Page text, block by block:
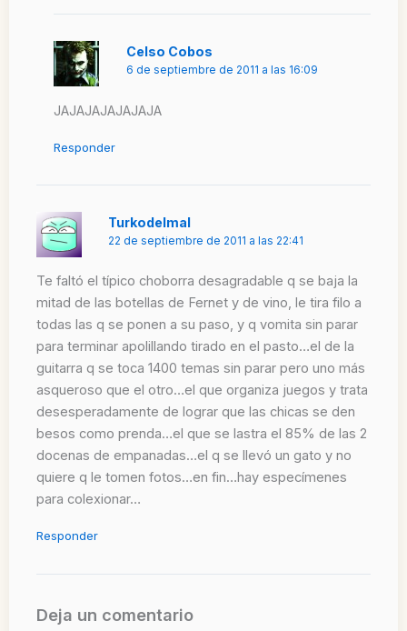
Celso Cobos
6 de septiembre de 2011 a las 16:09
JAJAJAJAJAJAJA
Responder
Turkodelmal
22 de septiembre de 2011 a las 22:41
Te faltó el típico choborra desagradable q se baja la
mitad de las botellas de Fernet y de vino, le tira filo a
todas las q se ponen a su paso, y q vomita sin parar
para terminar apolillando tirado en el pasto…el de la
guitarra q se toca 1400 temas sin parar pero uno más
asqueroso que el otro…el que organiza juegos y trata
desesperadamente de lograr que las chicas se den
besos como prenda…el que se lastra el 85% de las 2
docenas de empanadas…el q se llevó un gato y no
quiere q le tomen fotos…en fin…hay especímenes
para colexionar…
Responder
Deja un comentario